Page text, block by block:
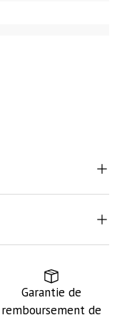
Garantie de
remboursement de